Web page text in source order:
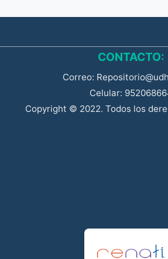
CONTACTO:
Correo:
Celular:
Copyright © 2022. Todos los